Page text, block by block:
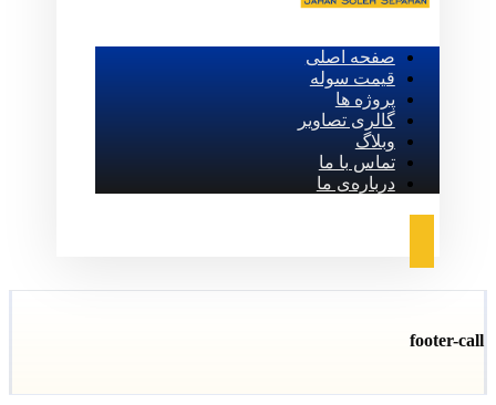
صفحه اصلی
قیمت سوله
پروژه ها
گالری تصاویر
وبلاگ
تماس با ما
درباره‌ی ما
footer-call